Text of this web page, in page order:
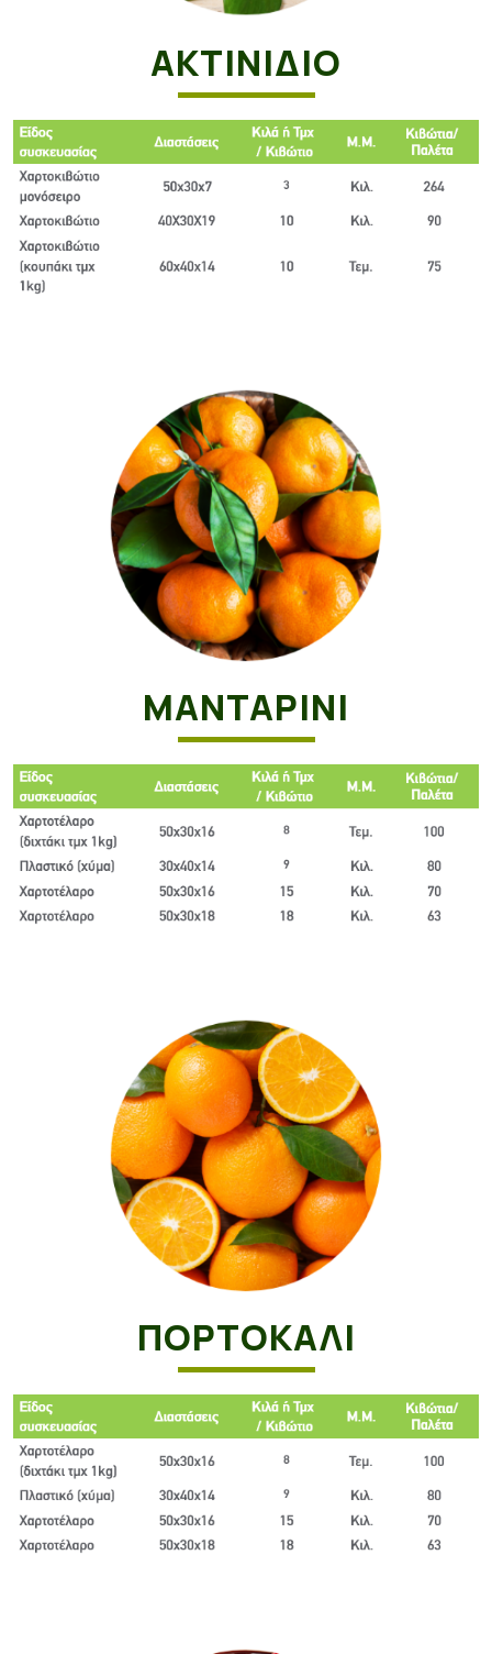
ΑΚΤΙΝΙΔΙΟ
ΜΑΝΤΑΡΊΝΙ
ΠΟΡΤΟΚΆΛΙ